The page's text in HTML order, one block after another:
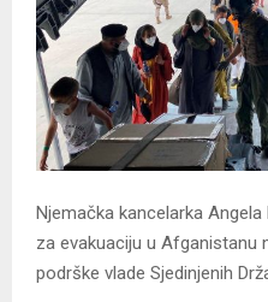
Njemačka kancelarka
za evakuaciju u Afganistanu
podrške vlade Sjedinjenih